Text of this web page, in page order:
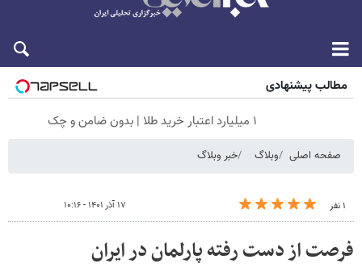
مطالب پیشنهادی
۱ میلیارد اعتبار خرید طلا | بدون ضامن و چک
صفحه اصلی وبلاگ خبر وبلاگ
۱ نفر ۱۷ آذر ۱۴۰۱ - ۱۰:۱۶
فرصت از دست رفته پارلمان در ایران